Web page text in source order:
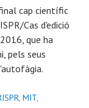
cap científic
Cas d'edició
que ha
pels seus
, MIT,